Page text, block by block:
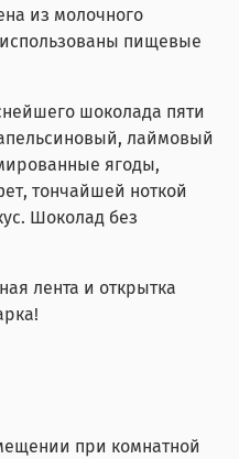
из молочного
пищевые
шоколада пяти
лаймовый
ягоды,
тончайшей ноткой
Шоколад без
лента и открытка
при комнатной